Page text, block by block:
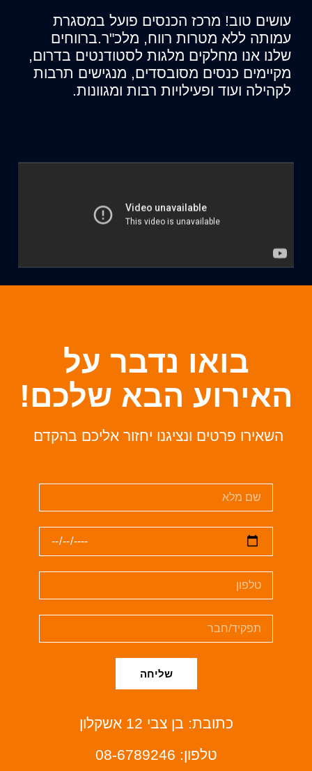
עושים טוב! מרכז הכנסים פועל במסגרת
עמותה ללא מטרות רווח, מלכ"ר.ברווחים
שלנו אנו מחלקים מלגות לסטודנטים בדרום,
מקיימים כנסים מסובסדים, מנגישים תרבות
לקהילה ועוד ופעילויות רבות ומגוונות.
בואו נדבר על
האירוע הבא שלכם!
השאירו פרטים ונציגנו יחזור אליכם בהקדם
שליחה
כתובת: בן צבי 12 אשקלון
טלפון: 08-6789246